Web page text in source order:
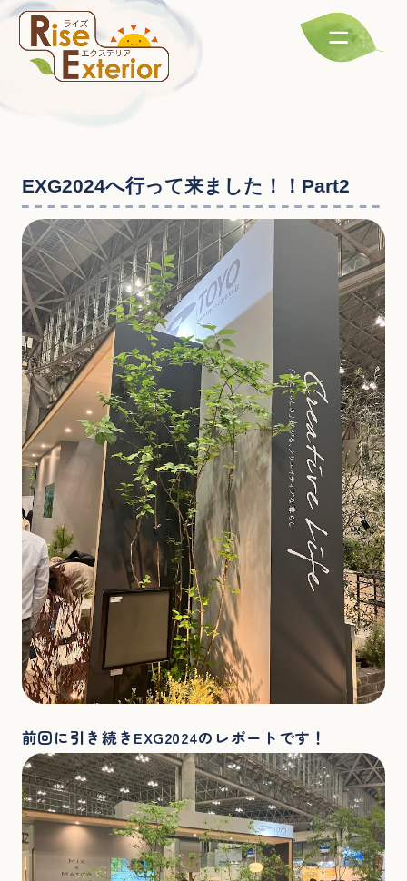
EXG2024へ行って来ました！！Part2
前回に引き続きEXG2024のレポートです！